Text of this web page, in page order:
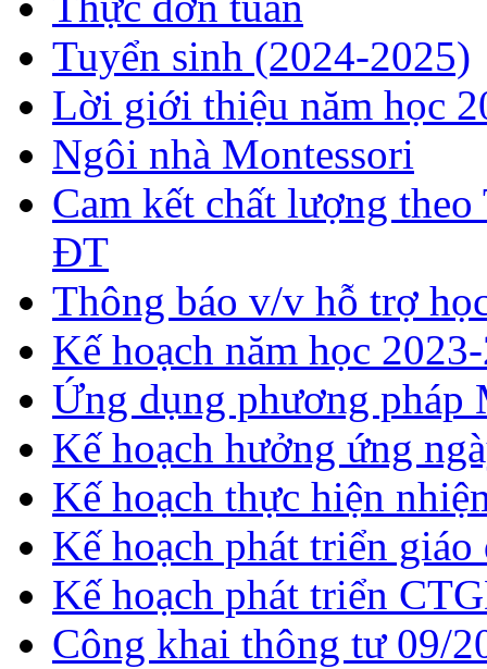
Tuyển sinh (2024-2025)
Lời giới thiệu năm học
Ngôi nhà Montessori
Cam kết chất lượng
ĐT
Thông báo v/v hỗ trợ
Kế hoạch năm học
Ứng dụng phương pháp
Kế hoạch hưởng ứng
Kế hoạch thực hiện
Kế hoạch phát triển
Kế hoạch phát triển
Công khai thông tư 09/